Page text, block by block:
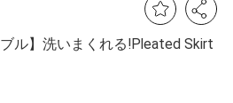
ル】洗いまくれる!Pleated Skirt